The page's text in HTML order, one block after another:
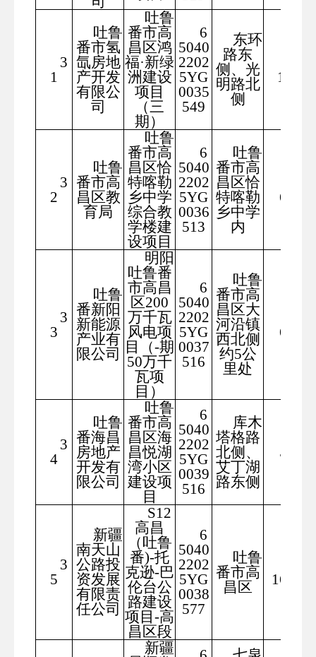
3
1
吐鲁
番市氢
氙房地
产开发
有限公
司
吐鲁
番市高
昌区鸿
福·新绿
洲建设
项目
（三
期）
6
5040
2202
5YG
0035
549
东环
路东
侧、光
明路北
侧
1.2
3
2
吐鲁
番市高
昌区教
育局
吐鲁
番市高
昌区恰
特喀勒
乡中学
综合教
学楼建
设项目
6
5040
2202
5YG
0036
513
吐鲁
番市高
昌区恰
特喀勒
乡中学
内
68
3
3
吐鲁
番新阳
新能源
产业有
限公司
明阳
吐鲁番
市高昌
区200
万千瓦
风电项
目（-期
50万千
瓦项
目）
6
5040
2202
5YG
0037
516
吐鲁
番市高
昌区大
河沿镇
西北侧
约5公
里处
69
3
4
吐鲁
番海昌
房地产
开发有
限公司
吐鲁
番市高
昌区海
昌悦湖
湾小区
建设项
目
6
5040
2202
5YG
0039
516
库木
塔格路
北侧、
艾丁湖
路东侧
74
3
5
新疆
南天山
公路投
资发展
有限责
任公司
S12
高昌
（吐鲁
番)-托
克逊-巴
伦台公
路建设
项目-高
昌区段
6
5040
2202
5YG
0038
577
吐鲁
番市高
昌区
1664
新疆